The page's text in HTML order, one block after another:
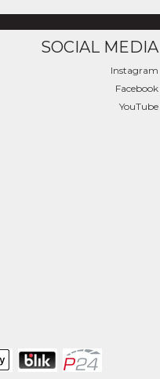
SOCIAL MEDIA
Instagram
Facebook
YouTube